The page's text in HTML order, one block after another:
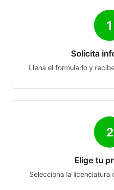
1
Solicita
Llena el formulario y
2
Elige tu
Selecciona la licenciatura